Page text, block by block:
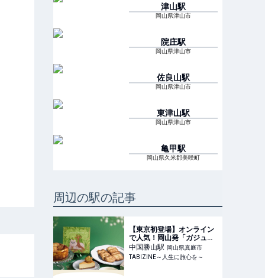
津山駅
岡山県津山市
院庄駅
岡山県津山市
佐良山駅
岡山県津山市
東津山駅
岡山県津山市
亀甲駅
岡山県久米郡美咲町
周辺の駅の記事
【東京初登場】オンライン
で人気！岡山発「ガジュマ
ルチーズケーキ」が新宿マ
ルイに期間限定出店 |
TABIZINE～人生に旅心を
中国勝山駅 岡山県真庭市
TABIZINE～人生に旅心を～